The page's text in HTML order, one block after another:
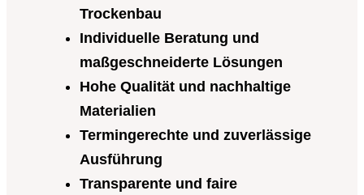
Trockenbau
Individuelle Beratung und
maßgeschneiderte Lösungen
Hohe Qualität und nachhaltige
Materialien
Termingerechte und zuverlässige
Ausführung
Transparente und faire